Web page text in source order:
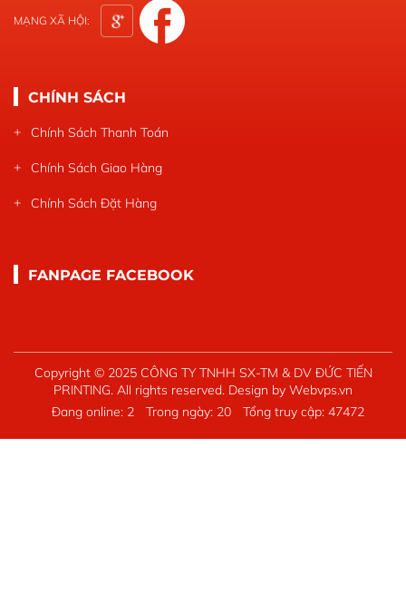
MẠNG XÃ HỘI:
CHÍNH SÁCH
Chính Sách Thanh Toán
Chính Sách Giao Hàng
Chính Sách Đặt Hàng
FANPAGE FACEBOOK
Copyright © 2025 CÔNG TY TNHH SX-TM & DV ĐỨC TIẾN
PRINTING. All rights reserved. Design by Webvps.vn
Đang online: 2 Trong ngày: 20 Tổng truy cập: 47472